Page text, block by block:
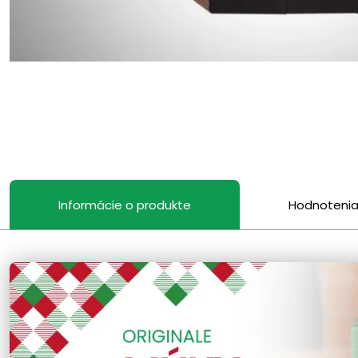
Informácie o produkte Hodnotenia